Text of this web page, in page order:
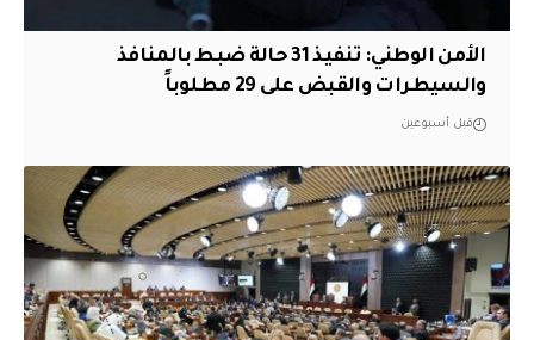
الأمن الوطني: تنفيذ 31 حالة ضبط بالمنافذ
والسيطرات والقبض على 29 مطلوباً
قبل أسبوعين